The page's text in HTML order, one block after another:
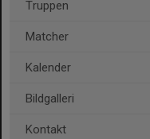
Truppen
Matcher
Kalender
Bildgalleri
Kontakt